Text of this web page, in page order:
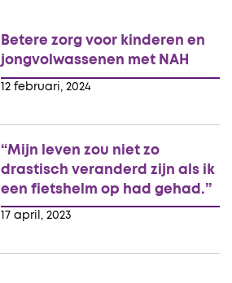
12 februari, 2024
Betere zorg voor kinderen en
jongvolwassenen met NAH
17 april, 2023
“Mijn leven zou niet zo
drastisch veranderd zijn als ik
een fietshelm op had gehad.”